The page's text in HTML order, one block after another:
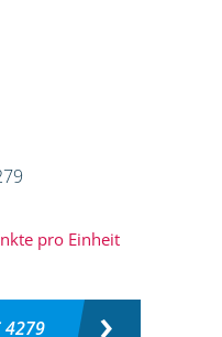
pro Einheit
4279